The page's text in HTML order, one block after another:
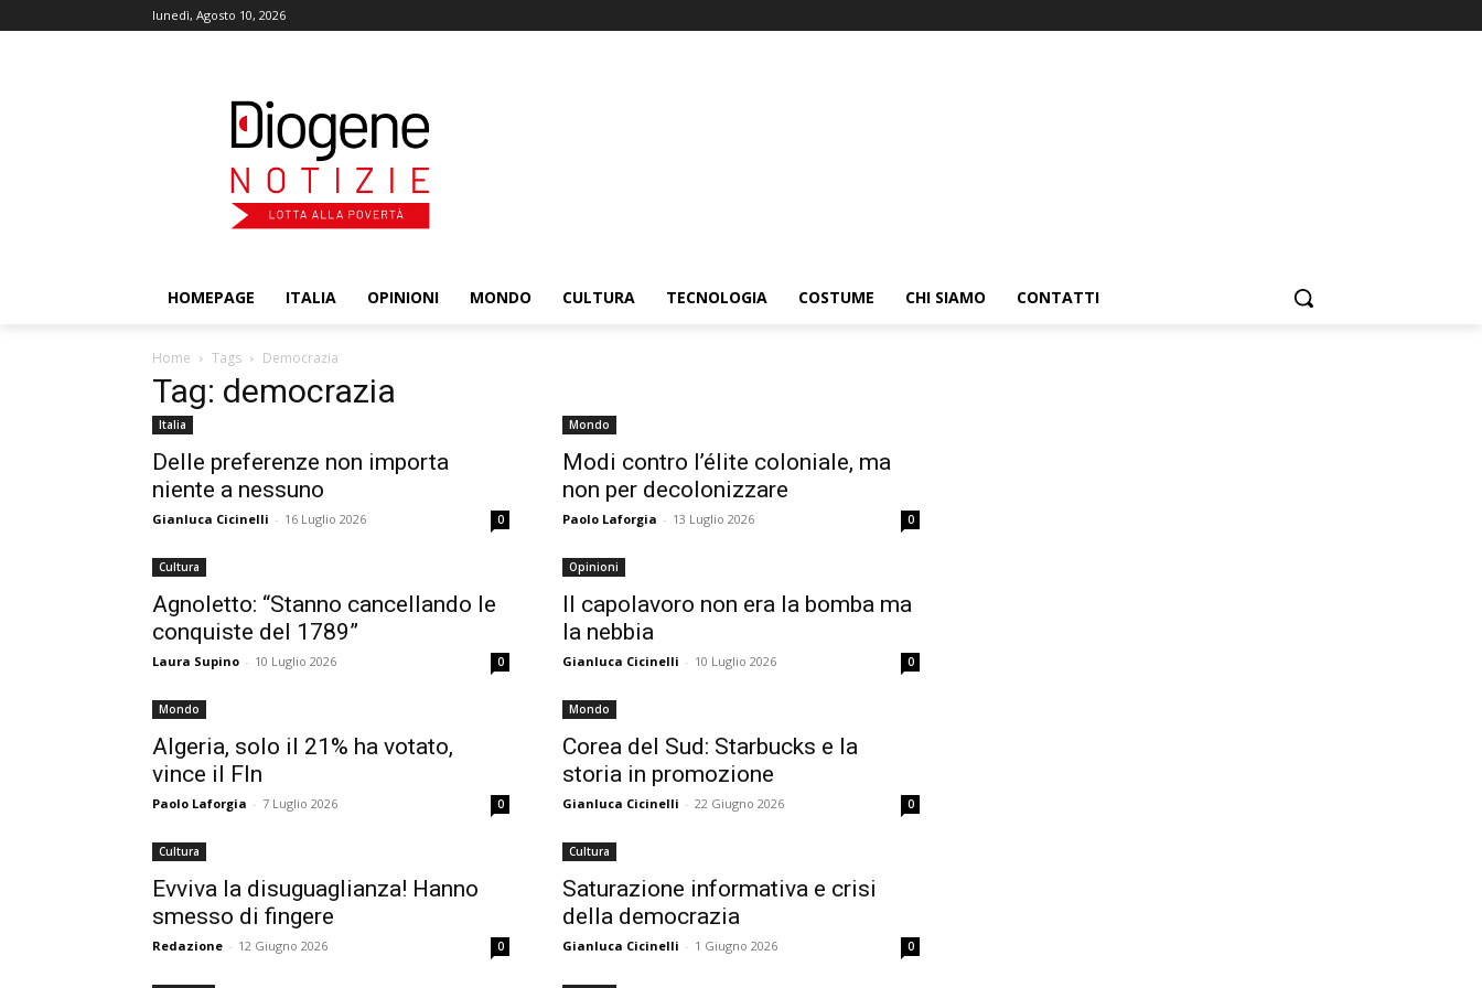
lunedì, Agosto 10, 2026
HOMEPAGE ITALIA OPINIONI MONDO CULTURA TECNOLOGIA COSTUME CHI SIAMO CONTATTI
Home Tags Democrazia
Tag: democrazia
Italia
Delle preferenze non importa
niente a nessuno
Gianluca Cicinelli - 16 Luglio 2026 0
Mondo
Modi contro l’élite coloniale, ma
non per decolonizzare
Paolo Laforgia - 13 Luglio 2026 0
Cultura
Agnoletto: “Stanno cancellando le
conquiste del 1789”
Laura Supino - 10 Luglio 2026 0
Opinioni
Il capolavoro non era la bomba ma
la nebbia
Gianluca Cicinelli - 10 Luglio 2026 0
Mondo
Algeria, solo il 21% ha votato,
vince il Fln
Paolo Laforgia - 7 Luglio 2026 0
Mondo
Corea del Sud: Starbucks e la
storia in promozione
Gianluca Cicinelli - 22 Giugno 2026 0
Cultura
Evviva la disuguaglianza! Hanno
smesso di fingere
Redazione - 12 Giugno 2026 0
Cultura
Saturazione informativa e crisi
della democrazia
Gianluca Cicinelli - 1 Giugno 2026 0